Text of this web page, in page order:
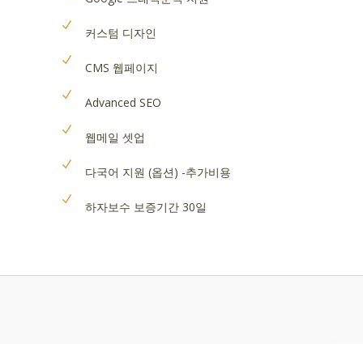
커스텀 디자인
CMS 웹페이지
Advanced SEO
웹메일 셋업
다국어 지원 (옵션) -추가비용
하자보수 보증기간 30일